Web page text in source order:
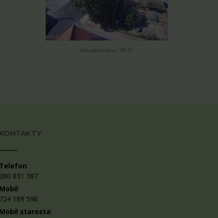
Aktualizováno: 08:32
:
831 387
:
189 596
starosta: